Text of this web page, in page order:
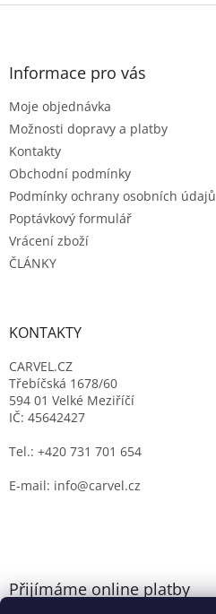
Z
Informace pro vás
Moje objednávka
Možnosti dopravy a platby
Kontakty
Obchodní podmínky
Podmínky ochrany osobních údajů
Poptávkový formulář
Vrácení zboží
ČLÁNKY
KONTAKTY
CARVEL.CZ
Třebíčská 1678/60
594 01 Velké Meziříčí
IČ: 45642427
Tel.: +420 731 701 654
E-mail: info@carvel.cz
Přijímáme online platby